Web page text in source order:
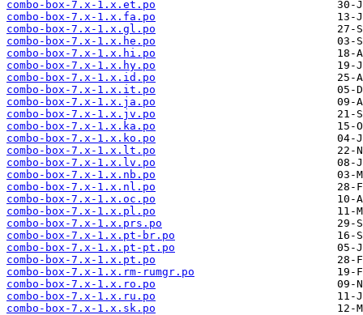
combo-box-7.x-1.x.et.po
combo-box-7.x-1.x.fa.po
combo-box-7.x-1.x.gl.po
combo-box-7.x-1.x.he.po
combo-box-7.x-1.x.hi.po
combo-box-7.x-1.x.hy.po
combo-box-7.x-1.x.id.po
combo-box-7.x-1.x.it.po
combo-box-7.x-1.x.ja.po
combo-box-7.x-1.x.jv.po
combo-box-7.x-1.x.ka.po
combo-box-7.x-1.x.ko.po
combo-box-7.x-1.x.lt.po
combo-box-7.x-1.x.lv.po
combo-box-7.x-1.x.nb.po
combo-box-7.x-1.x.nl.po
combo-box-7.x-1.x.oc.po
combo-box-7.x-1.x.pl.po
combo-box-7.x-1.x.prs.po
combo-box-7.x-1.x.pt-br.po
combo-box-7.x-1.x.pt-pt.po
combo-box-7.x-1.x.pt.po
combo-box-7.x-1.x.rm-rumgr.po
combo-box-7.x-1.x.ro.po
combo-box-7.x-1.x.ru.po
combo-box-7.x-1.x.sk.po